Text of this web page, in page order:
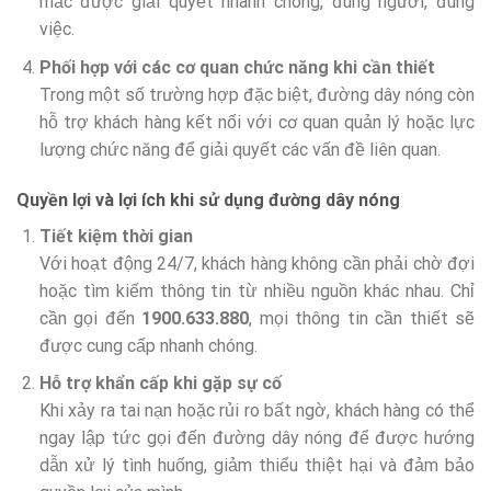
việc.
Phối hợp với các cơ quan chức năng khi cần thiết
Trong một số trường hợp đặc biệt, đường dây nóng còn
hỗ trợ khách hàng kết nối với cơ quan quản lý hoặc lực
lượng chức năng để giải quyết các vấn đề liên quan.
Quyền lợi và lợi ích khi sử dụng đường dây nóng
Tiết kiệm thời gian
Với hoạt động 24/7, khách hàng không cần phải chờ đợi
hoặc tìm kiếm thông tin từ nhiều nguồn khác nhau. Chỉ
cần gọi đến 1900.633.880, mọi thông tin cần thiết sẽ
được cung cấp nhanh chóng.
Hỗ trợ khẩn cấp khi gặp sự cố
Khi xảy ra tai nạn hoặc rủi ro bất ngờ, khách hàng có thể
ngay lập tức gọi đến đường dây nóng để được hướng
dẫn xử lý tình huống, giảm thiểu thiệt hại và đảm bảo